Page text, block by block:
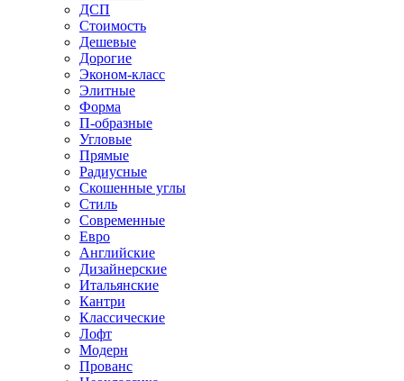
ДСП
Стоимость
Дешевые
Дорогие
Эконом-класс
Элитные
Форма
П-образные
Угловые
Прямые
Радиусные
Скошенные углы
Стиль
Современные
Евро
Английские
Дизайнерские
Итальянские
Кантри
Классические
Лофт
Модерн
Прованс